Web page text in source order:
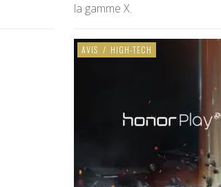
la gamme X.
AVIS / HIGH-TECH